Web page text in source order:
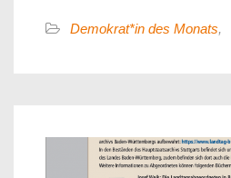
Demokrat*in des Monats,